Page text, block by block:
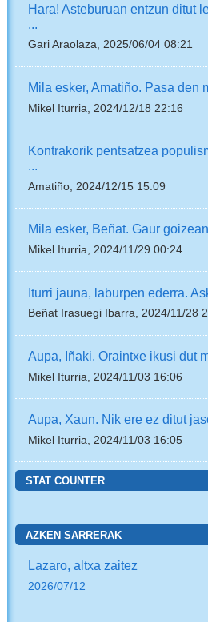
Hara! Asteburuan entzun ditut
Gari Araolaza, 2025/06/04 08:21
Mila esker, Amatiño. Pasa den
Mikel Iturria, 2024/12/18 22:16
Kontrakorik pentsatzea
...
Amatiño, 2024/12/15 15:09
Mila esker, Beñat. Gaur
Mikel Iturria, 2024/11/29 00:24
Iturri jauna, laburpen ederra.
Beñat Irasuegi Ibarra, 2024/11/28
Aupa, Iñaki. Oraintxe ikusi dut
Mikel Iturria, 2024/11/03 16:06
Aupa, Xaun. Nik ere ez ditut
Mikel Iturria, 2024/11/03 16:05
STAT COUNTER
AZKEN SARRERAK
Lazaro, altxa zaitez
2026/07/12